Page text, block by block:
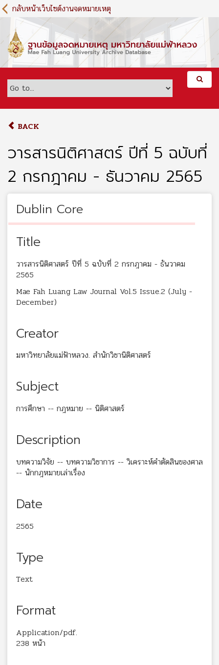
S
k
m
c
กลับหน้าเว็บไซต์งานจดหมายเหตุ
BACK
วารสารนิติศาสตร์ ปีที่ 5 ฉบับที่
2 กรกฎาคม - ธันวาคม 2565
Dublin Core
Title
วารสารนิติศาสตร์ ปีที่ 5 ฉบับที่ 2 กรกฎาคม - ธันวาคม
2565
Mae Fah Luang Law Journal Vol.5 Issue.2 (July -
December)
Creator
มหาวิทยาลัยแม่ฟ้าหลวง. สำนักวิชานิติศาสตร์
Subject
การศึกษา -- กฎหมาย -- นิติศาสตร์
Description
บทความวิจัย -- บทความวิชาการ -- วิเคราะห์คำตัดสินของศาล
-- นักกฎหมายเล่าเรื่อง
Date
2565
Type
Text
Format
Application/pdf.
238 หน้า